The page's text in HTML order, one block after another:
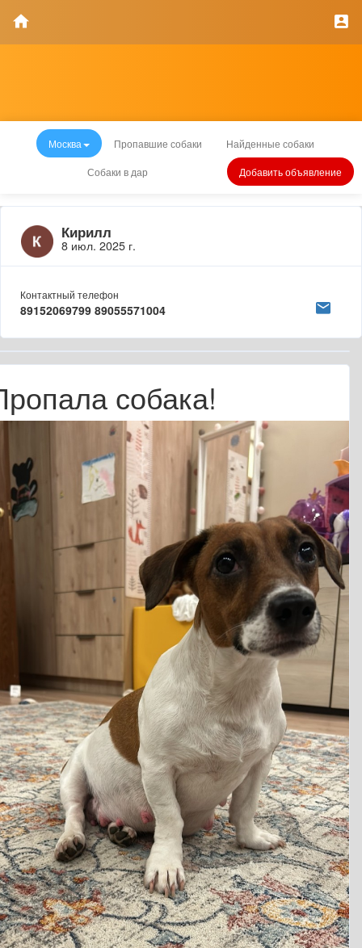
Москва Пропавшие собаки Найденные собаки
Собаки в дар Добавить объявление
Кирилл
8 июл. 2025 г.
Контактный телефон
89152069799 89055571004
собака!